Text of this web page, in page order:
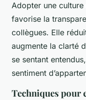
Adopter une culture
favorise la
collègues. Elle
augmente la clarté
se sentant
sentiment
Techniques pour